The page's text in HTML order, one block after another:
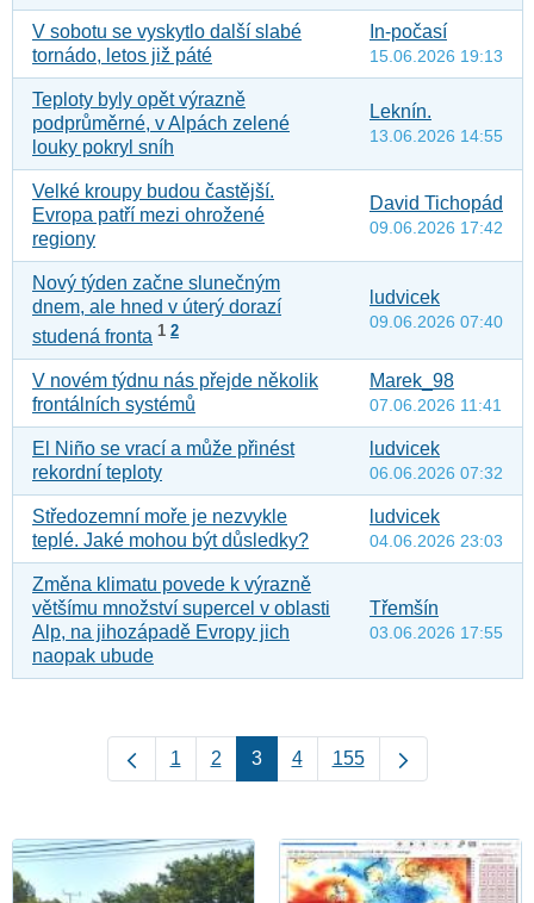
V sobotu se vyskytlo další slabé
tornádo, letos již páté
In-počasí
15.06.2026 19:13
Teploty byly opět výrazně
podprůměrné, v Alpách zelené
louky pokryl sníh
Leknín.
13.06.2026 14:55
Velké kroupy budou častější.
Evropa patří mezi ohrožené
regiony
David Tichopád
09.06.2026 17:42
Nový týden začne slunečným
dnem, ale hned v úterý dorazí
studená fronta 1 2
ludvicek
09.06.2026 07:40
V novém týdnu nás přejde několik
frontálních systémů
Marek_98
07.06.2026 11:41
El Niño se vrací a může přinést
rekordní teploty
ludvicek
06.06.2026 07:32
Středozemní moře je nezvykle
teplé. Jaké mohou být důsledky?
ludvicek
04.06.2026 23:03
Změna klimatu povede k výrazně
většímu množství supercel v oblasti
Alp, na jihozápadě Evropy jich
naopak ubude
Třemšín
03.06.2026 17:55
1 2 3 4 155